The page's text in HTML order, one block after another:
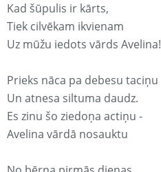
Kad šūpulis ir kārts,
Tiek cilvēkam ikvienam
Uz mūžu iedots vārds Avelina!
Prieks nāca pa debesu taciņu
Un atnesa siltuma daudz.
Es zinu šo ziedoņa actiņu -
Avelina vārdā nosauktu